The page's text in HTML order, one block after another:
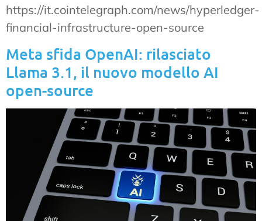
https://it.cointelegraph.com/news/hyperledger-
financial-infrastructure-open-source
Meta sfida OpenAI: rilasciato
Llama 3.1, il nuovo modello AI
open-source